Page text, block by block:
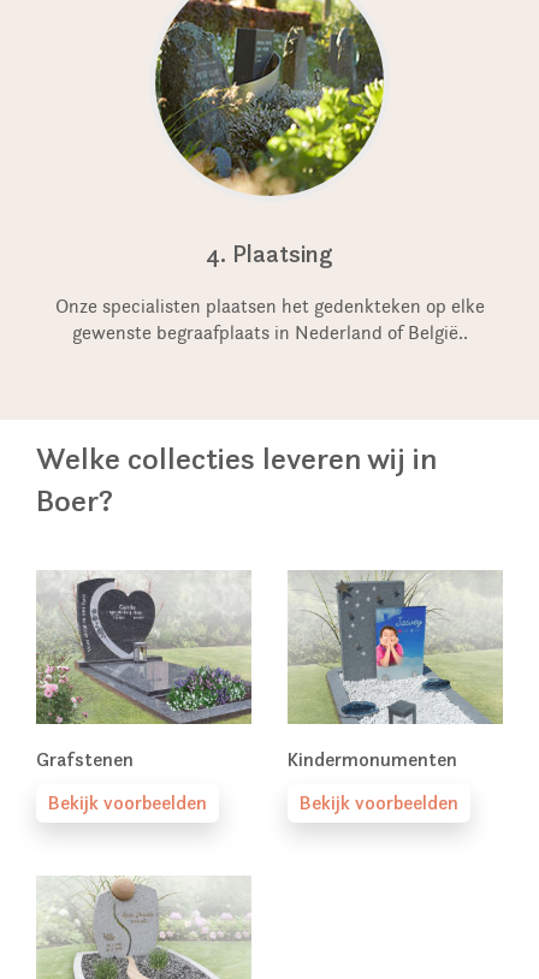
4. Plaatsing
Onze specialisten plaatsen het gedenkteken op elke
gewenste begraafplaats in Nederland of België..
Welke collecties leveren wij in
Boer?
Grafstenen
Bekijk voorbeelden
Kindermonumenten
Bekijk voorbeelden